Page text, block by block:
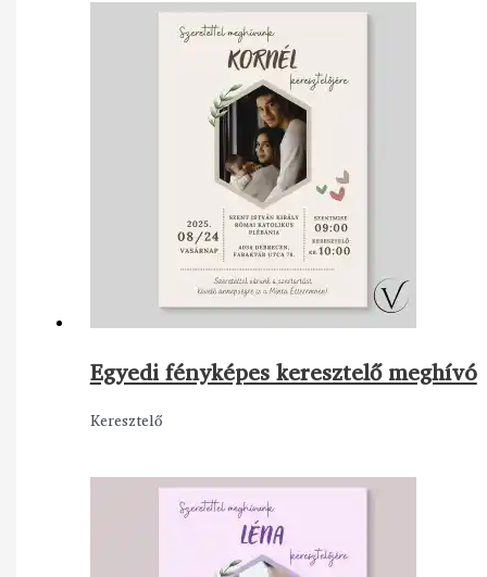
Egyedi fényképes keresztelő meghívó
Keresztelő